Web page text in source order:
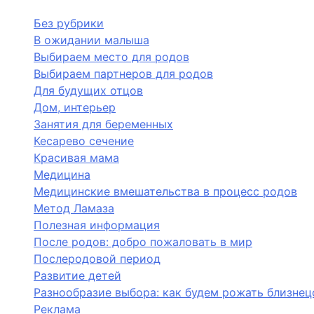
Без рубрики
В ожидании малыша
Выбираем место для родов
Выбираем партнеров для родов
Для будущих отцов
Дом, интерьер
Занятия для беременных
Кесарево сечение
Красивая мама
Медицина
Медицинские вмешательства в процесс родов
Метод Ламаза
Полезная информация
После родов: добро пожаловать в мир
Послеродовой период
Развитие детей
Разнообразие выбора: как будем рожать
Реклама